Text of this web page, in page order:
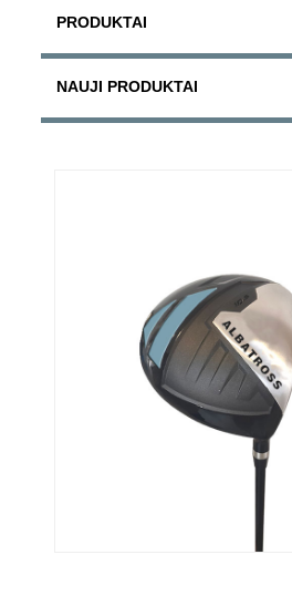
PRODUKTAI
NAUJI PRODUKTAI